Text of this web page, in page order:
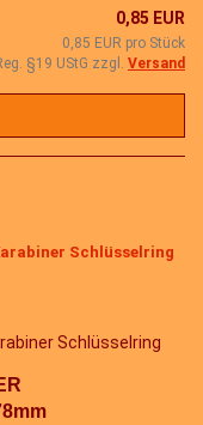
0,85 EUR
0,85 EUR pro Stück
§19 UStG zzgl. Versand
Schlüsselring